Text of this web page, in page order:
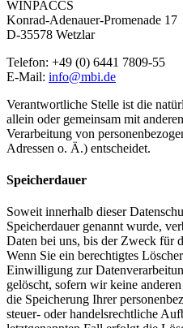
WINPACCS
Konrad-Adenauer-Promenade 17
D-35578 Wetzlar
Telefon: +49 (0) 6441 7809-55
E-Mail: info@mbi.de
Verantwortliche Stelle ist die
allein oder gemeinsam mit
Verarbeitung von
Adressen o. Ä.) entscheidet.
Speicherdauer
Soweit innerhalb dieser
Speicherdauer genannt wurde,
Daten bei uns, bis der Zweck für
Wenn Sie ein berechtigtes
Einwilligung zur
gelöscht, sofern wir keine
die Speicherung Ihrer
steuer- oder handelsrechtliche